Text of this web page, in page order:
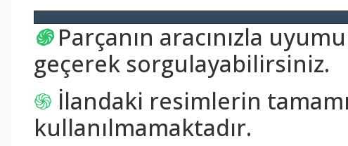
֍ Parçanın aracınızla
geçerek sorgulayabilirsiniz.
֍ İlandaki resimlerin
kullanılmamaktadır.